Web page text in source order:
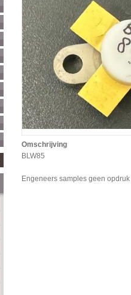
Omschrijving
BLW85
Engeneers samples geen opdruk